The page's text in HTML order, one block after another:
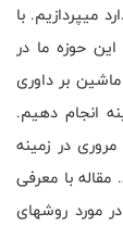
میپردازیم. با
حوزه ما در
بر داوری
انجام دهیم.
در زمینه
مقاله با معرفی
مورد روشهای